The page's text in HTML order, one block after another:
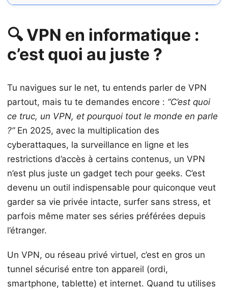
🔍 VPN en informatique :
c’est quoi au juste ?
Tu navigues sur le net, tu entends parler de VPN
partout, mais tu te demandes encore : “C’est quoi
ce truc, un VPN, et pourquoi tout le monde en parle
?”En 2025, avec la multiplication des
cyberattaques, la surveillance en ligne et les
restrictions d’accès à certains contenus, un VPN
n’est plus juste un gadget tech pour geeks. C’est
devenu un outil indispensable pour quiconque veut
garder sa vie privée intacte, surfer sans stress, et
parfois même mater ses séries préférées depuis
l’étranger.
Un VPN, ou réseau privé virtuel, c’est en gros un
tunnel sécurisé entre ton appareil (ordi,
smartphone, tablette) et internet. Quand tu utilises